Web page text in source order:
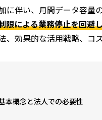
伴い、月間データ容量
限による業務停止を回避
効果的な活用戦略、コ
本概念と法人での必要性